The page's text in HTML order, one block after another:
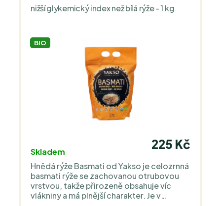
nižší glykemický index než bílá rýže - 1 kg
BIO
Skladem
225 Kč
Hnědá rýže Basmati od Yakso je celozrnná
basmati rýže se zachovanou otrubovou
vrstvou, takže přirozeně obsahuje víc
vlákniny a má plnější charakter. Je v